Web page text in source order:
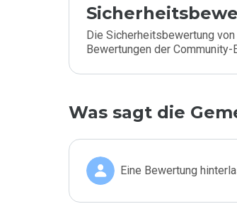
Die Sicherheitsbewertung
Bewertungen der Community-
Was sagt die
Eine Bewertung